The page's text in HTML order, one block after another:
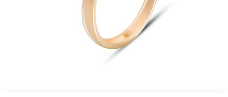
Серебряные колье
Серебряные цепочки